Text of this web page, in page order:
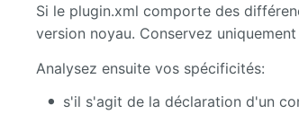
Si le plugin.xml comporte des
version noyau. Conservez
Analysez ensuite vos spécificités:
s'il s'agit de la déclaration d'un